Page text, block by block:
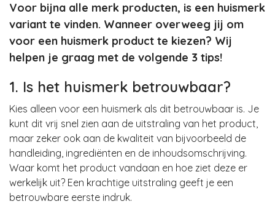
Voor bijna alle merk producten, is een huismerk
variant te vinden. Wanneer overweeg jij om
voor een huismerk product te kiezen? Wij
helpen je graag met de volgende 3 tips!
1. Is het huismerk betrouwbaar?
Kies alleen voor een huismerk als dit betrouwbaar is. Je
kunt dit vrij snel zien aan de uitstraling van het product,
maar zeker ook aan de kwaliteit van bijvoorbeeld de
handleiding, ingrediënten en de inhoudsomschrijving.
Waar komt het product vandaan en hoe ziet deze er
werkelijk uit? Een krachtige uitstraling geeft je een
betrouwbare eerste indruk.